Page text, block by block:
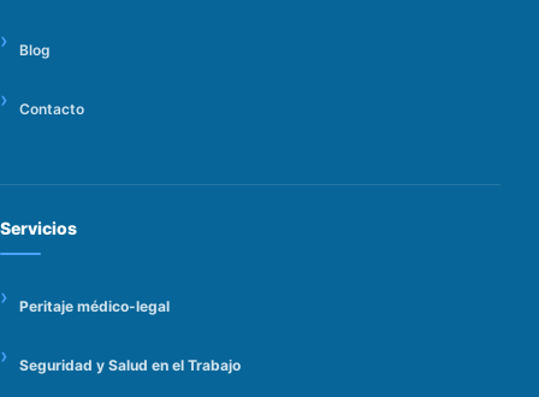
Blog
Contacto
Servicios
Peritaje médico-legal
Seguridad y Salud en el Trabajo